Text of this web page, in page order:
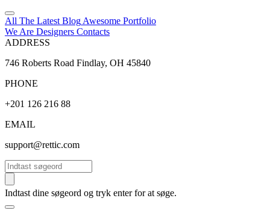
All The Latest Blog Awesome Portfolio
We Are Designers Contacts
ADDRESS
746 Roberts Road Findlay, OH 45840
PHONE
+201 126 216 88
EMAIL
support@rettic.com
Søg
Indtast dine søgeord og tryk enter for at søge.